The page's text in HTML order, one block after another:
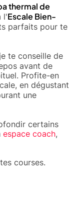
thermal de
l'Escale Bien-
parfaits pour te
te conseille de
avant de
Profite-en
en dégustant
une
certains
espace coach,
courses.